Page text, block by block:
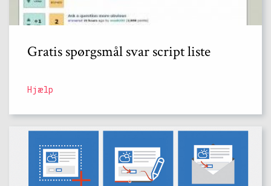
Gratis spørgsmål svar script liste
Hjælp